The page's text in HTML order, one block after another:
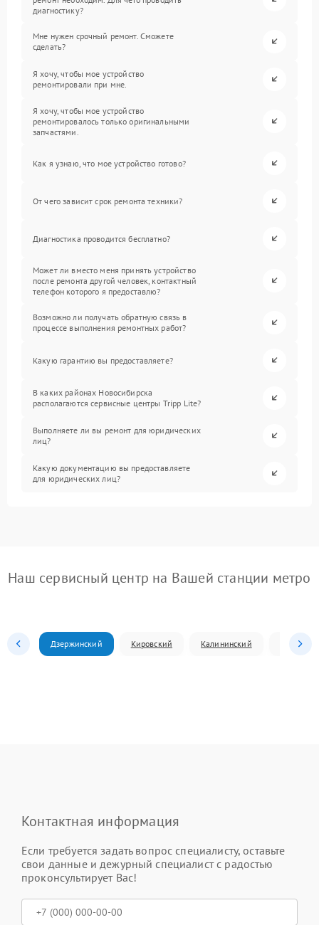
диагностику?
Мне нужен срочный ремонт. Сможете
сделать?
Я хочу, чтобы мое устройство
ремонтировали при мне.
Я хочу, чтобы мое устройство
ремонтировалось только оригинальными
запчастями.
Как я узнаю, что мое устройство готово?
От чего зависит срок ремонта техники?
Диагностика проводится бесплатно?
Может ли вместо меня принять устройство
после ремонта другой человек, контактный
телефон которого я предоставлю?
Возможно ли получать обратную связь в
процессе выполнения ремонтных работ?
Какую гарантию вы предоставляете?
В каких районах Новосибирска
располагаются сервисные центры Tripp Lite?
Выполняете ли вы ремонт для юридических
лиц?
Какую документацию вы предоставляете
для юридических лиц?
Наш сервисный центр на Вашей станции метро
Дзержинский Кировский Калининский
Контактная информация
Если требуется задать вопрос специалисту, оставьте
свои данные и дежурный специалист с радостью
проконсультирует Вас!